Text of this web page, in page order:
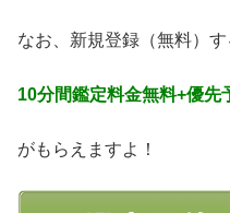
なお、新規登録（無料）
10分間鑑定料金無料+優先
がもらえますよ！